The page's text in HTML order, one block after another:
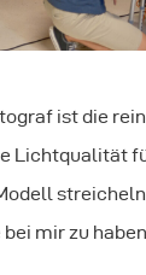
ist die
Lichtqualität
mir zu